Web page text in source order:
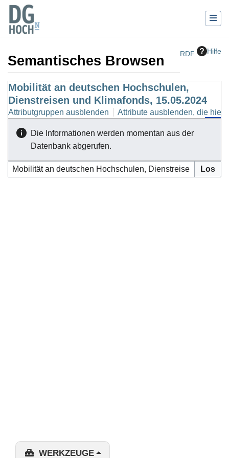
RDF Hilfe
Semantisches Browsen
Wechseln zu:Navigation,Suche
Mobilität an deutschen Hochschulen,
Dienstreisen und Klimafonds, 15.05.2024
Attributgruppen ausblenden Attribute ausblenden, die
Die Informationen werden momentan aus der
Datenbank abgerufen.
WERKZEUGE